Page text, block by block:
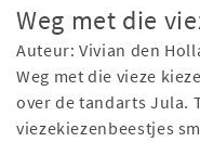
Weg met die
Auteur: Vivian den
Weg met die vieze
over de tandarts Jula.
viezekiezenbeestjes